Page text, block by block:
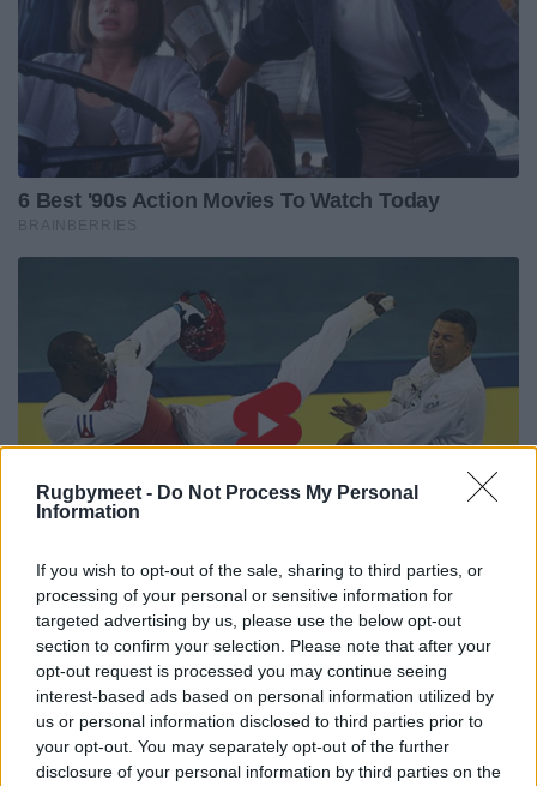
Rugbymeet - Do Not Process My Personal
Information
If you wish to opt-out of the sale, sharing to third parties, or
processing of your personal or sensitive information for
targeted advertising by us, please use the below opt-out
section to confirm your selection. Please note that after your
opt-out request is processed you may continue seeing
interest-based ads based on personal information utilized by
us or personal information disclosed to third parties prior to
your opt-out. You may separately opt-out of the further
disclosure of your personal information by third parties on the